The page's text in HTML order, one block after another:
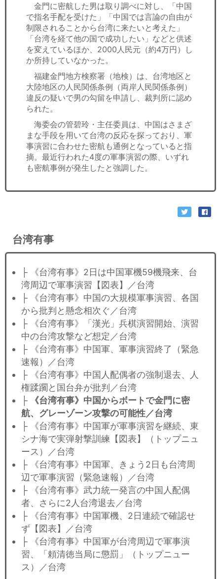
金門に密航した男は取り調べに対し、「中国
で指名手配を受けた」「中国では言論の自由が
制限されることから台湾に来たいと考えた」
「台湾を経て他の国で成功したい」などと供述
を変えているほか、2000人民元（約4万円）し
か所持していなかった。
福建金門地方検察署（地検）は、台湾地区と
大陸地区の人民関係条例（両岸人民関係条例）
違反の疑いで男の勾留を申請し、裁判所に認め
られた。
海委会の管碧玲・主任委員は、中国はさまざ
まな手段を用いて台湾の反応を探っており、軍
事演習に合わせた密航も通例となっていると指
摘。最近行われた4度の軍事演習の際、いずれ
も密航事例が発生したと強調した。
台湾有事
├ 《台湾有事》2日は中国軍機59機飛来、台
湾周辺で軍事演習【図表】／台湾
├ 《台湾有事》中国の大規模軍事演習、各国
から批判と懸念相次ぐ／台湾
├ 《台湾有事》「漢光」兵棋演習開始、演習
中の台湾攻撃など想定／台湾
├ 《台湾有事》中国軍、軍事演習終了（緊急
速報）／台湾
├ 《台湾有事》中国人配偶者の強制退去、人
権蹂躙と国台弁が批判／台湾
├
《台湾有事》中国からボートで金門に密
航、グレーゾーン攻撃の可能性／台湾
├ 《台湾有事》中国軍が軍事演習を継続、東
シナ海で実弾射撃訓練【図表】（トップニュ
ース）／台湾
├ 《台湾有事》中国軍、きょう2日も台湾周
辺で軍事演習（緊急速報）／台湾
├ 《台湾有事》武力統一発言の中国人配偶
者、さらに2人台湾退去／台湾
├ 《台湾有事》中国軍機、2日連続で確認せ
ず【図表】／台湾
├ 《台湾有事》中国軍が台湾周辺で軍事演
習、「頼清徳当局に懲罰」（トップニュー
ス）／台湾